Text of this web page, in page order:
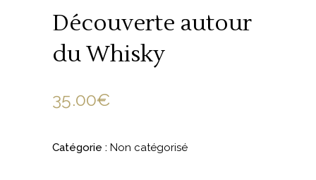
Découverte autour
du Whisky
35.00€
Catégorie : Non catégorisé